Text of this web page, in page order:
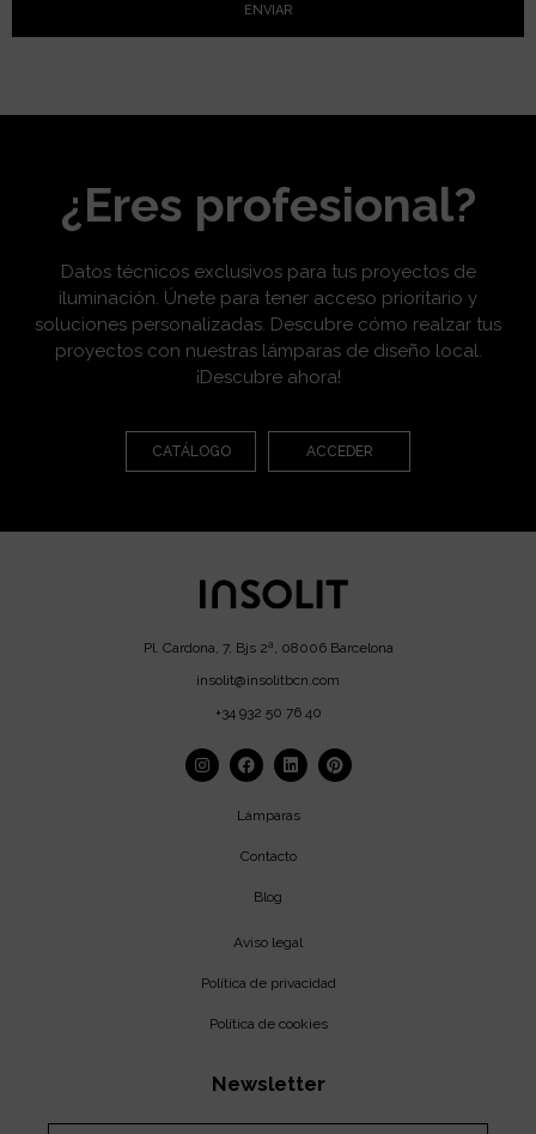
ENVIAR
¿Eres profesional?
Datos técnicos exclusivos para tus proyectos de
iluminación. Únete para tener acceso prioritario y
soluciones personalizadas. Descubre cómo realzar tus
proyectos con nuestras lámparas de diseño local.
¡Descubre ahora!
CATÁLOGO ACCEDER
Pl. Cardona, 7, Bjs 2ª, 08006 Barcelona
insolit@insolitbcn.com
+34 932 50 76 40
Lámparas
Contacto
Blog
Aviso legal
Política de privacidad
Política de cookies
Newsletter